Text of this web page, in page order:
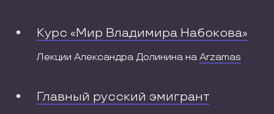
Курс «Мир Владимира Набокова»
Лекции Александра Долинина наArzamas
Главный русский эмигрант